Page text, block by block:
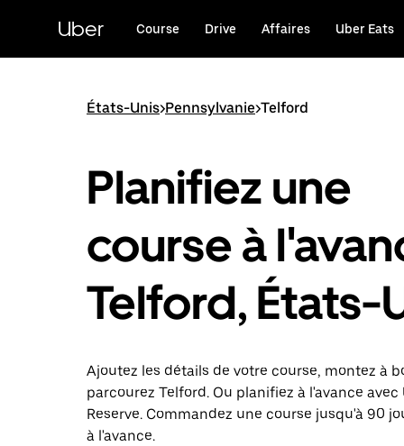
principal
Uber Course Drive Affaires Uber Eats
États-Unis>Pennsylvanie>Telford
Planifiez une
course à
Telford, États-
Ajoutez les détails de votre course, montez à
parcourez Telford. Ou planifiez à l'avance avec
Reserve. Commandez une course jusqu'à 90
à l'avance.